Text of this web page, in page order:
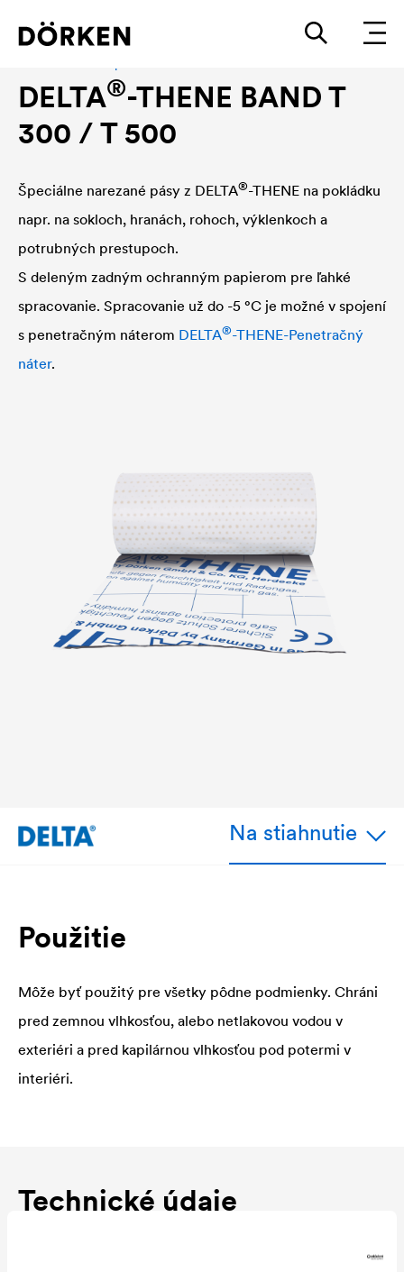
DELTA®-THENE BAND T
300 / T 500
Špeciálne narezané pásy z DELTA®-THENE na pokládku
napr. na sokloch, hranách, rohoch, výklenkoch a
potrubných prestupoch.
S deleným zadným ochranným papierom pre ľahké
spracovanie. Spracovanie už do -5 °C je možné v spojení
s penetračným náterom DELTA®-THENE-Penetračný
náter.
Na stiahnutie
Použitie
Môže byť použitý pre všetky pôdne podmienky. Chráni
pred zemnou vlhkosťou, alebo netlakovou vodou v
exteriéri a pred kapilárnou vlhkosťou pod potermi v
interiéri.
Technické údaje